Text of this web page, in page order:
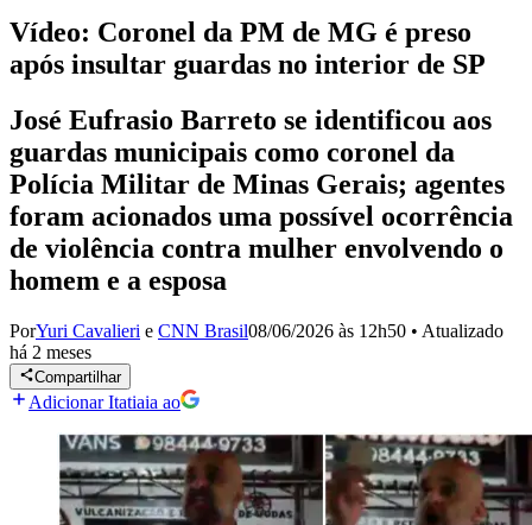
Vídeo: Coronel da PM de MG é preso
após insultar guardas no interior de SP
José Eufrasio Barreto se identificou aos
guardas municipais como coronel da
Polícia Militar de Minas Gerais; agentes
foram acionados uma possível ocorrência
de violência contra mulher envolvendo o
homem e a esposa
PorYuri Cavalieri e CNN Brasil08/06/2026 às 12h50 • Atualizado
há 2 meses
Compartilhar
Adicionar Itatiaia ao